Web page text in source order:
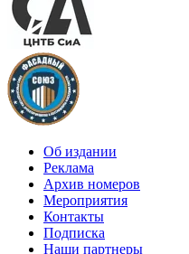
Об издании
Реклама
Архив номеров
Мероприятия
Контакты
Подписка
Наши партнеры